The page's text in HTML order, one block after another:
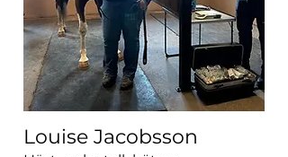
Louise Jacobsson